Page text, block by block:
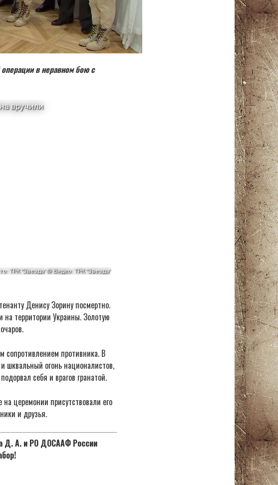
в неравном бою с
Денису Зорину посмертно.
территории Украины. Золотую
противника. В
шквальный огонь националистов,
себя и врагов гранатой.
церемонии присутствовали его
и друзья.
Д. А. и РО ДОСААФ России